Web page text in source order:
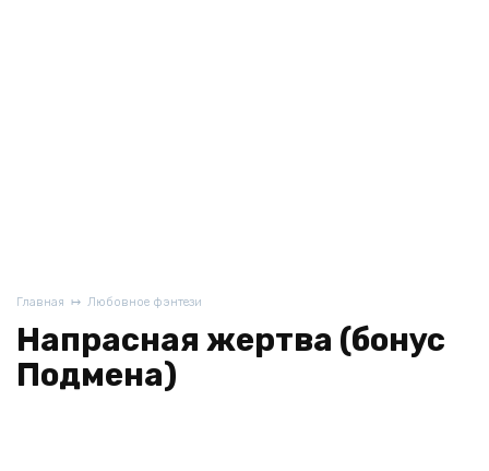
Главная Любовное фэнтези
Напрасная жертва (бонус
Подмена)